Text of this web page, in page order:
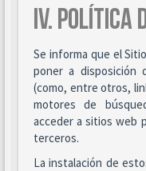
IV. POLÍTICA
Se informa que el
poner a disposición
(como, entre otros,
motores de
acceder a sitios web
terceros.
La instalación de